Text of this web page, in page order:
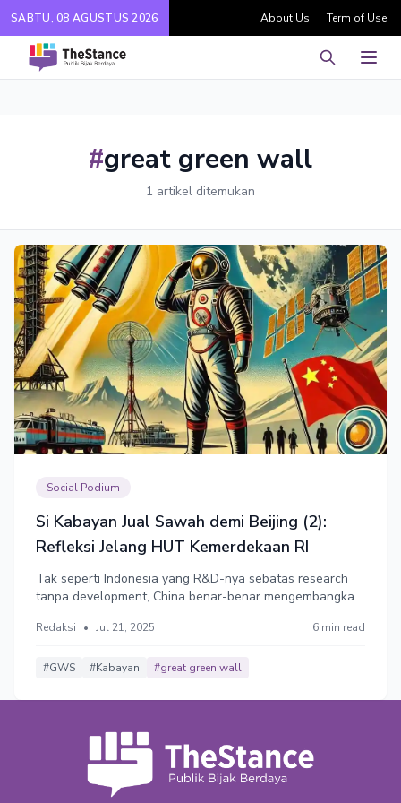
SABTU, 08 AGUSTUS 2026 About Us Term of Use
Pencarian
#great green wall
1 artikel ditemukan
Social Podium
Si Kabayan Jual Sawah demi Beijing (2):
Refleksi Jelang HUT Kemerdekaan RI
Tak seperti Indonesia yang R&D-nya sebatas research
tanpa development, China benar-benar mengembangkan
kimianya setara 34% dari total global. Itu adalah bukti
ke knowledge-based.
Redaksi • Jul 21, 2025 6 min read
#GWS #Kabayan #great green wall